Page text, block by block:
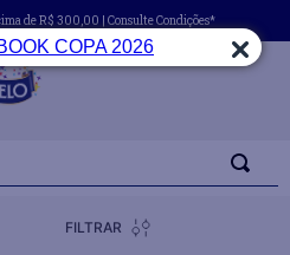
de R$ 300,00 | Consulte Condições*
FILTRAR